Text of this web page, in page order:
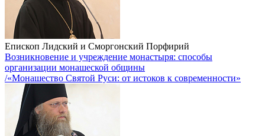
Епископ Лидский и Сморгонский Порфирий
Возникновение и учреждение монастыря: способы
организации монашеской общины
/«Монашество Святой Руси: от истоков к современности»